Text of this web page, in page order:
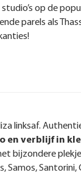
op de
parels als
linksaf.
en verblijf in
bijzondere
Samos, Santorini,